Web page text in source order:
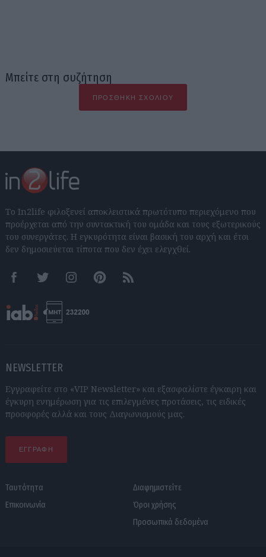
Μπείτε στη συζήτηση
ΠΡΟΣΘΉΚΗ ΣΧΟΛΊΟΥ
Το In2life φιλοξενεί αποκλειστικά πρωτότυπο περιεχόμενο που
προέρχεται από την συντακτική του ομάδα και τους εξωτερικούς
του συνεργάτες. Η εγκυρότητα είναι βασική του αρχή και έτσι
δεν δημοσιεύεται τίποτα που δεν έχει ελεγχθεί.
FacebookTwitter InstagramPinterestRSS feeds
NEWSLETTER
Εγγραφείτε στο «VIP Newsletter» και εξασφαλίστε έγκαιρη και
έγκυρη ενημέρωση για τις επιλεγμένες προτάσεις, τις ειδικές
προσφορές αλλά και τους Διαγωνισμούς μας.
ΕΓΓΡΑΦΗ
Ταυτότητα
Επικοινωνία
Διαφημιστείτε
Όροι χρήσης
Προσωπικά δεδομένα